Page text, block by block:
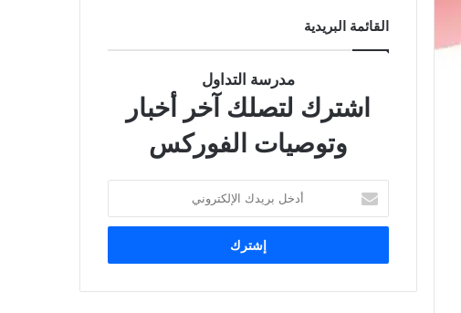
القائمة البريدية
مدرسة التداول
اشترك لتصلك آخر أخبار
وتوصيات الفوركس
بريدك
الإلكتروني